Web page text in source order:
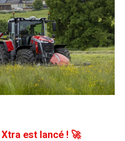
est lancé ! 🚀